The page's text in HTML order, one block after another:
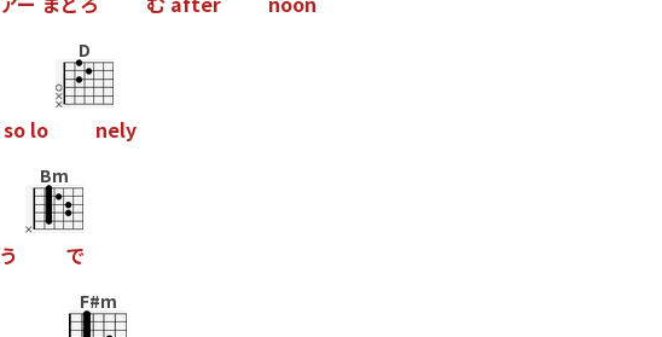
so lo
D
nely
う
Bm
で
F#m